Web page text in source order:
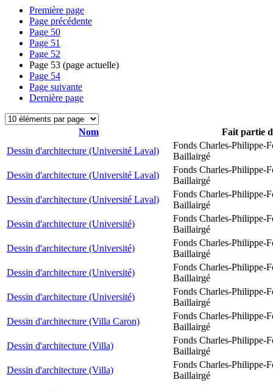
Première page
Page précédente
Page 50
Page 51
Page 52
Page 53 (page actuelle)
Page 54
Page suivante
Dernière page
Nom
Fait partie
Dessin d'architecture (Université Laval)
Fonds Charles-Philippe-
Baillairgé
Dessin d'architecture (Université Laval)
Fonds Charles-Philippe-
Baillairgé
Dessin d'architecture (Université Laval)
Fonds Charles-Philippe-
Baillairgé
Dessin d'architecture (Université)
Fonds Charles-Philippe-
Baillairgé
Dessin d'architecture (Université)
Fonds Charles-Philippe-
Baillairgé
Dessin d'architecture (Université)
Fonds Charles-Philippe-
Baillairgé
Dessin d'architecture (Université)
Fonds Charles-Philippe-
Baillairgé
Dessin d'architecture (Villa Caron)
Fonds Charles-Philippe-
Baillairgé
Dessin d'architecture (Villa)
Fonds Charles-Philippe-
Baillairgé
Dessin d'architecture (Villa)
Fonds Charles-Philippe-
Baillairgé